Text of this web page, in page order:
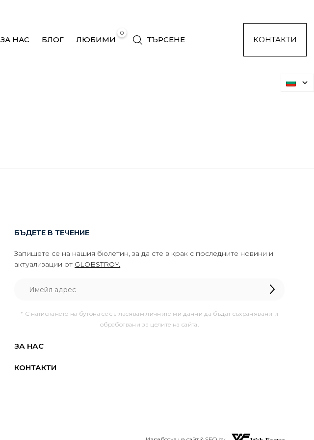
ЗА НАС БЛОГ
0
ЛЮБИМИ ТЪРСЕНЕ КОНТАКТИ
ЗА НАС
КОНТАКТИ
БЪДЕТЕ В ТЕЧЕНИЕ
Запишете се на нашия бюлетин, за да сте в крак с последните новини и
актуализации от GLOBSTROY.
* С натискането на бутона се съгласявам личните ми данни да бъдат съхранявани и
обработвани за целите на сайта.